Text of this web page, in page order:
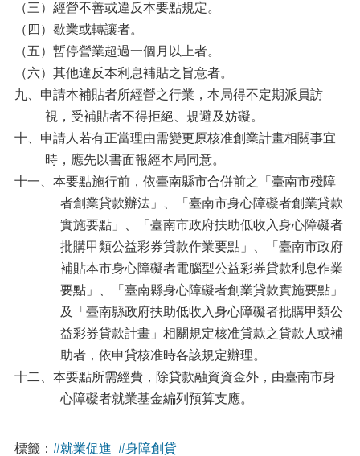
（三）經營不善或違反本要點規定。
（四）歇業或轉讓者。
（五）暫停營業超過一個月以上者。
（六）其他違反本利息補貼之旨意者。
九、申請本補貼者所經營之行業，本局得不定期派員訪
視，受補貼者不得拒絕、規避及妨礙。
十、申請人若有正當理由需變更原核准創業計畫相關事宜
時，應先以書面報經本局同意。
十一、本要點施行前，依臺南縣市合併前之「臺南市殘障
者創業貸款辦法」、「臺南市身心障礙者創業貸款
實施要點」、「臺南市政府扶助低收入身心障礙者
批購甲類公益彩券貸款作業要點」、「臺南市政府
補貼本市身心障礙者電腦型公益彩券貸款利息作業
要點」、「臺南縣身心障礙者創業貸款實施要點」
及「臺南縣政府扶助低收入身心障礙者批購甲類公
益彩券貸款計畫」相關規定核准貸款之貸款人或補
助者，依申貸核准時各該規定辦理。
十二、本要點所需經費，除貸款融資資金外，由臺南市身
心障礙者就業基金編列預算支應。
標籤： #就業促進 #身障創貸